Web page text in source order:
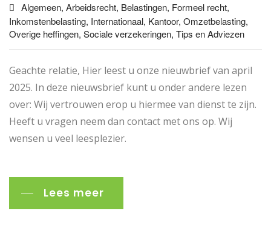
Algemeen, Arbeidsrecht, Belastingen, Formeel recht,
Inkomstenbelasting, Internationaal, Kantoor, Omzetbelasting,
Overige heffingen, Sociale verzekeringen, Tips en Adviezen
Geachte relatie, Hier leest u onze nieuwbrief van april
2025. In deze nieuwsbrief kunt u onder andere lezen
over: Wij vertrouwen erop u hiermee van dienst te zijn.
Heeft u vragen neem dan contact met ons op. Wij
wensen u veel leesplezier.
Lees meer